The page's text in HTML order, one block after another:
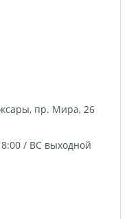
, пр. Мира, 26
/ ВС выходной